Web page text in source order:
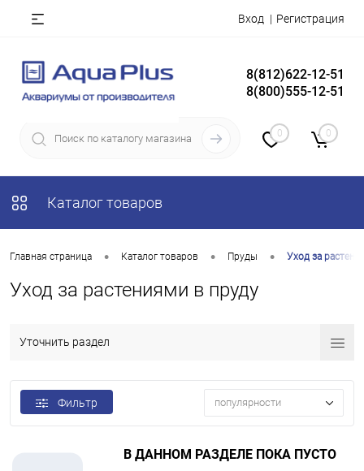
Вход Регистрация
8(812)622-12-51
8(800)555-12-51
0 0
Каталог товаров
Главная страница • Каталог товаров • Пруды • Уход за
Уход за растениями в пруду
Уточнить раздел
Фильтр популярности
В ДАННОМ РАЗДЕЛЕ ПОКА ПУСТО